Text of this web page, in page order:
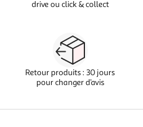
drive ou click & collect
Retour produits : 30 jours
pour changer d’avis